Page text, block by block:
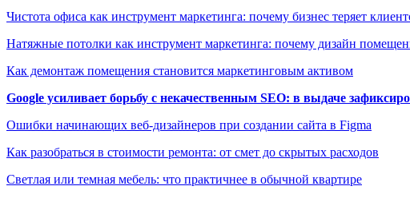
Чистота офиса как инструмент маркетинга: почему бизнес теряет
Натяжные потолки как инструмент маркетинга: почему дизайн
Как демонтаж помещения становится маркетинговым активом
Google усиливает борьбу с некачественным SEO: в выдаче
Ошибки начинающих веб-дизайнеров при создании сайта в Figma
Как разобраться в стоимости ремонта: от смет до скрытых расходов
Светлая или темная мебель: что практичнее в обычной квартире